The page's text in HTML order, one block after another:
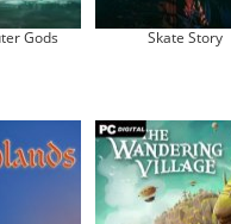
Gods Skate Story